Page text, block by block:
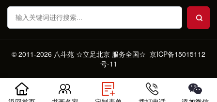
© 2011-2026 八斗苑 ☆立足北京 服务全国☆ 京ICP备15015112
号-11